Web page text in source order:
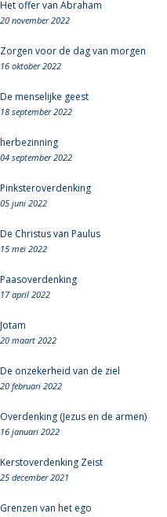
Het offer van Abraham
20 november 2022
Zorgen voor de dag van morgen
16 oktober 2022
De menselijke geest
18 september 2022
herbezinning
04 september 2022
Pinksteroverdenking
05 juni 2022
De Christus van Paulus
15 mei 2022
Paasoverdenking
17 april 2022
Jotam
20 maart 2022
De onzekerheid van de ziel
20 februari 2022
Overdenking (Jezus en de armen)
16 januari 2022
Kerstoverdenking Zeist
25 december 2021
Grenzen van het ego